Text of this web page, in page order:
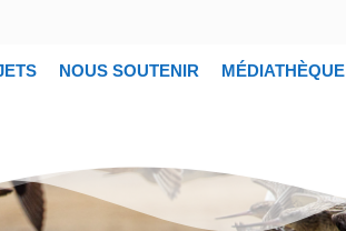
NOUS SOUTENIR MÉDIATHÈQUE